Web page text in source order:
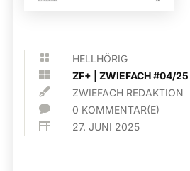
 HELLHÖRIG
 ZF+ |ZWIEFACH #04/25
 ZWIEFACH REDAKTION
 0 KOMMENTAR(E)
 27. JUNI 2025